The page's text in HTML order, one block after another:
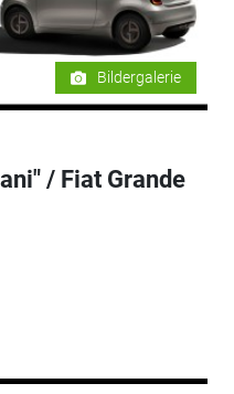
Bildergalerie
/ Fiat Grande